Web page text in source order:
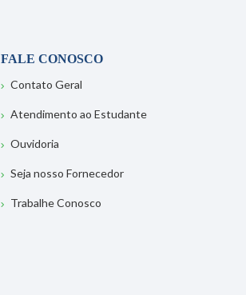
FALE CONOSCO
Contato Geral
Atendimento ao Estudante
Ouvidoria
Seja nosso Fornecedor
Trabalhe Conosco